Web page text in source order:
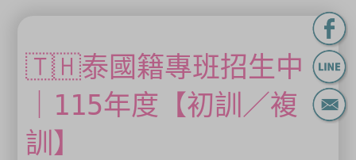
🇹🇭泰國籍專班招生中
｜115年度【初訓／複
訓】